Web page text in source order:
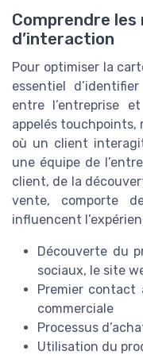
Comprendre
d’interaction
Pour optimiser la
essentiel
entre l’entreprise
appelés touchpoints,
où un client
une équipe de
client, de la
vente, comporte
influencent
Découverte du
sociaux, le site
Premier contact
commerciale
Processus
Utilisation du